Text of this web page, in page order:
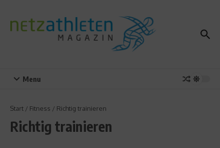
Menu
Start / Fitness / Richtig trainieren
Richtig trainieren